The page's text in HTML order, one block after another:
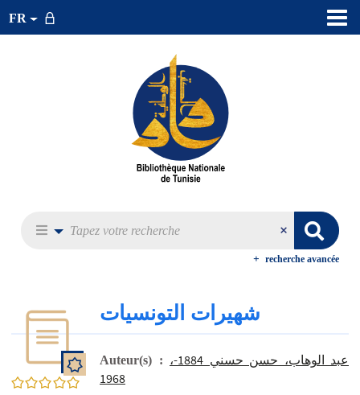
FR
recherche avancée
0/5
شهيرات التونسيات
Auteur(s) : ،عبد الوهاب، حسن حسني 1884-
1968